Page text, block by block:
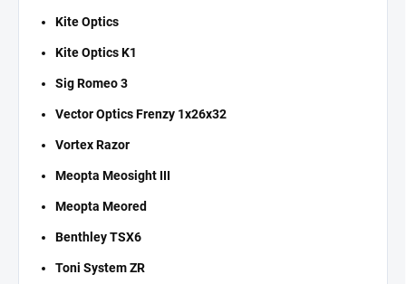
Kite Optics
Kite Optics K1
Sig Romeo 3
Vector Optics Frenzy 1x26x32
Vortex Razor
Meopta Meosight III
Meopta Meored
Benthley TSX6
Toni System ZR